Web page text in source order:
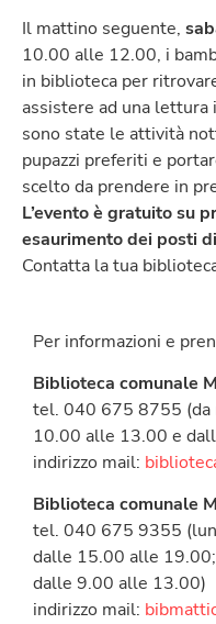
Il mattino seguente,
10.00 alle 12.00, i
in biblioteca per
assistere ad una lettura
sono state le attività
pupazzi preferiti e
scelto da prendere in
L’evento è gratuito su
esaurimento dei posti
Contatta la tua
Per informazioni e
Biblioteca comunale
tel. 040 675 8755 (da
10.00 alle 13.00 e
indirizzo mail:
Biblioteca comunale
tel. 040 675 9355
dalle 15.00 alle
dalle 9.00 alle 13.00)
indirizzo mail: